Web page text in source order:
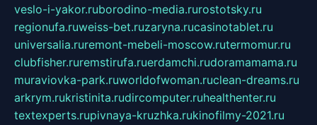
veslo-i-yakor.ruborodino-media.rurostotsky.ru
regionufa.ruweiss-bet.ruzaryna.rucasinotablet.ru
universalia.ruremont-mebeli-moscow.rutermomur.ru
clubfisher.ruremstirufa.ruerdamchi.rudoramamama.ru
muraviovka-park.ruworldofwoman.ruclean-dreams.ru
arkrym.rukristinita.rudircomputer.ruhealthenter.ru
textexperts.rupivnaya-kruzhka.rukinofilmy-2021.ru